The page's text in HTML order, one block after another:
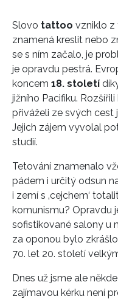
Slovo tattoo vzniklo z
znamená kreslit nebo
se s ním začalo, je
je opravdu pestrá.
koncem 18. století
jižního Pacifiku. Rozšířili
přiváželi ze svých cest
Jejich zájem vyvolal
studií.
Tetování znamenalo
pádem i určitý odsun
i zemí s ‚cejchem‘
komunismu? Opravdu
sofistikované salony u
za oponou bylo
70. let 20. století
Dnes už jsme ale
zajímavou kérku není